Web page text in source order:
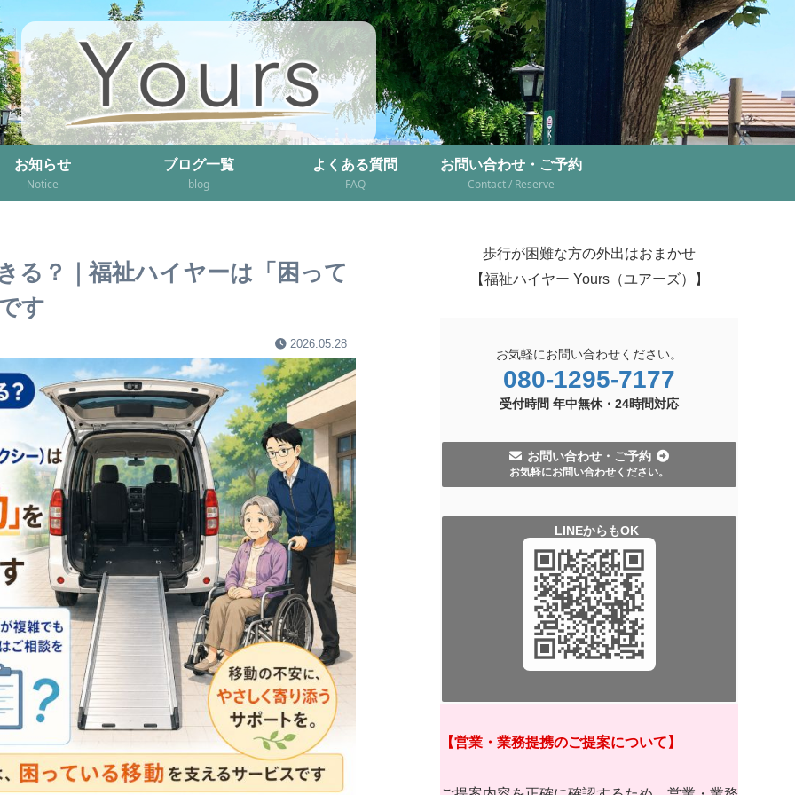
お知らせ
Notice
ブログ一覧
blog
よくある質問
FAQ
お問い合わせ・ご予約
Contact / Reserve
る？｜福祉ハイヤーは「困って
す
2026.05.28
歩行が困難な方の外出はおまかせ
【福祉ハイヤー Yours（ユアーズ）】
お気軽にお問い合わせください。
080-1295-7177
受付時間 年中無休・ 24時間対応
お問い合わせ・ご予約
お気軽にお問い合わせください。
LINEからもOK
【営業・業務提携のご提案について】